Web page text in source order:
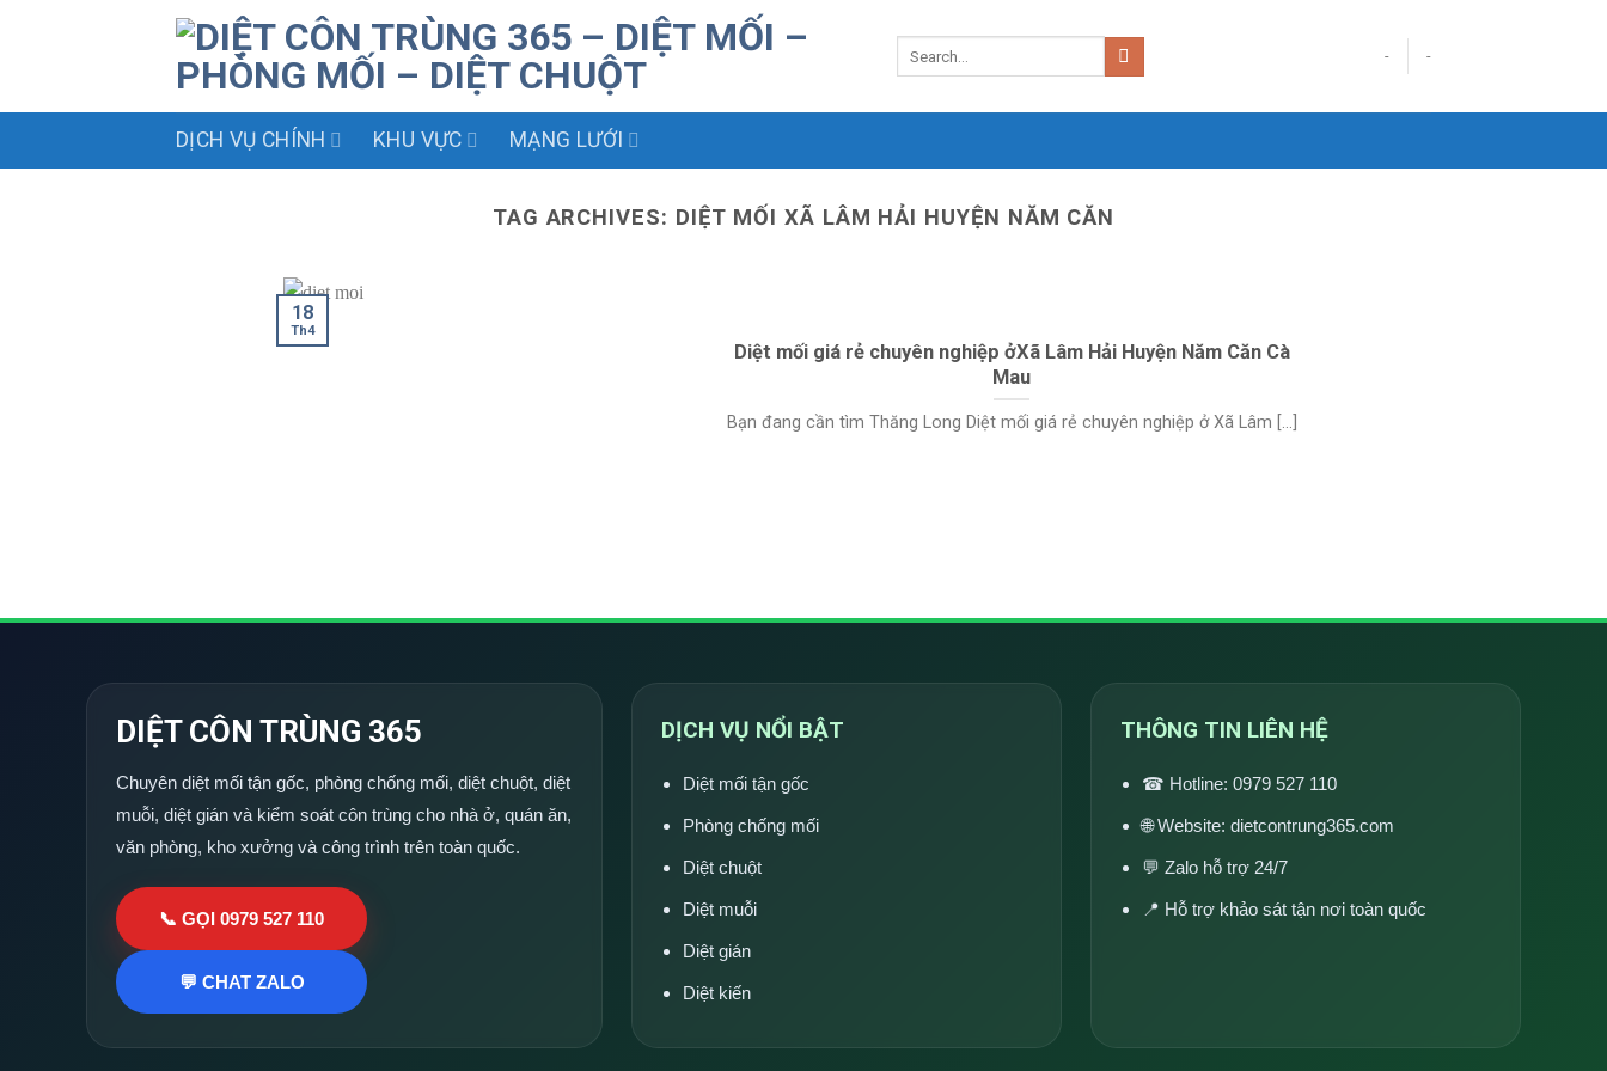
- -
DỊCH VỤ CHÍNH KHU VỰC MẠNG LƯỚI
TAG ARCHIVES: DIỆT MỐI XÃ LÂM HẢI HUYỆN NĂM CĂN
Diệt mối giá rẻ chuyên nghiệp ởXã Lâm Hải Huyện Năm Căn Cà
Mau
Bạn đang cần tìm Thăng Long Diệt mối giá rẻ chuyên nghiệp ở Xã Lâm [...]
18
Th4
DIỆT CÔN TRÙNG 365
Chuyên diệt mối tận gốc, phòng chống mối, diệt chuột, diệt
muỗi, diệt gián và kiểm soát côn trùng cho nhà ở, quán ăn,
văn phòng, kho xưởng và công trình trên toàn quốc.
📞 GỌI 0979 527 110
💬 CHAT ZALO
DỊCH VỤ NỔI BẬT
Diệt mối tận gốc
Phòng chống mối
Diệt chuột
Diệt muỗi
Diệt gián
Diệt kiến
THÔNG TIN LIÊN HỆ
☎ Hotline: 0979 527 110
🌐 Website: dietcontrung365.com
💬 Zalo hỗ trợ 24/7
📍 Hỗ trợ khảo sát tận nơi toàn quốc